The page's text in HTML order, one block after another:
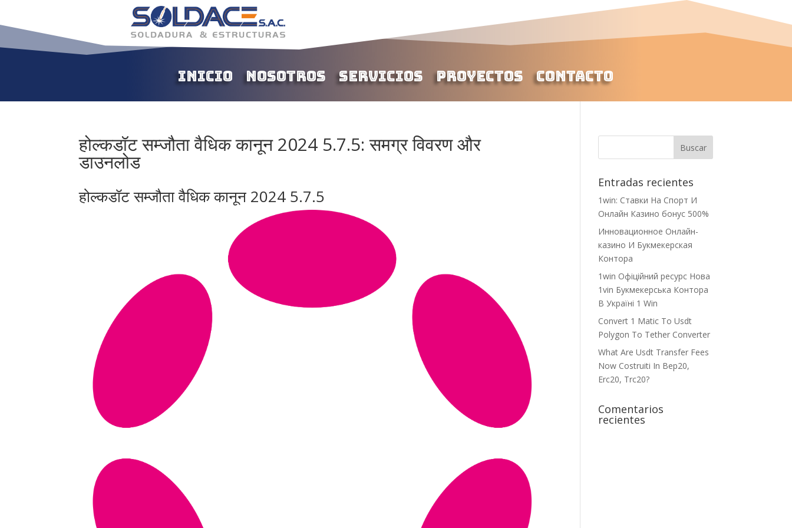
Inicio Nosotros Servicios Proyectos Contacto
होल्कडॉट सम्जौता वैधिक कानून 2024 5.7.5: समग्र विवरण और
डाउनलोड
होल्कडॉट सम्जौता वैधिक कानून 2024 5.7.5
Entradas recientes
1win: Ставки На Cпорт И
Онлайн Казино бонус 500%
Инновационное Онлайн-
казино И Букмекерская
Контора
1win Офіційний ресурс Нова
1vin Букмекерська Контора
В Україні 1 Win
Convert 1 Matic To Usdt
Polygon To Tether Converter
What Are Usdt Transfer Fees
Now Costruiti In Bep20,
Erc20, Trc20?
Comentarios
recientes